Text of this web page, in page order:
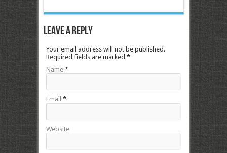
Leave a Reply
Your email address will not be published.
Required fields are marked *
Name *
Email *
Website